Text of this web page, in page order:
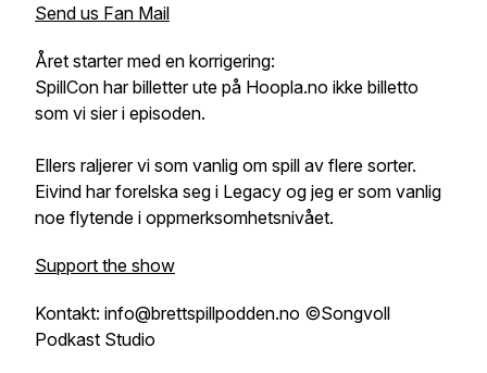
Send us Fan Mail
Året starter med en korrigering:
SpillCon har billetter ute på Hoopla.no ikke billetto
som vi sier i episoden.
Ellers raljerer vi som vanlig om spill av flere sorter.
Eivind har forelska seg i Legacy og jeg er som vanlig
noe flytende i oppmerksomhetsnivået.
Support the show
Kontakt: info@brettspillpodden.no ©Songvoll
Podkast Studio